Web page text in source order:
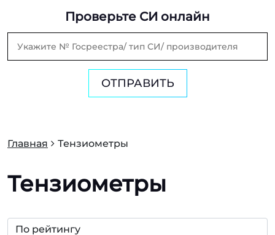
Проверьте СИ онлайн
ОТПРАВИТЬ
Главная Тензиометры
Тензиометры